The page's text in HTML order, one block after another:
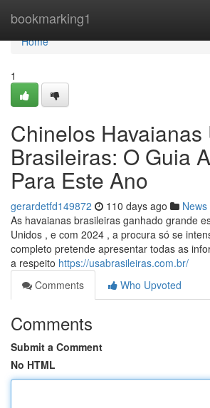
bookmarking1
Home
Home
1
Chinelos Havaianas
Brasileiras: O Guia
Para Este Ano
gerardetfd149872 110 days ago News
As havaianas brasileiras ganhado grande
Unidos , e com 2024 , a procura só se
completo pretende apresentar todas as
a respeito https://usabrasileiras.com.br/
Comments
Who Upvoted
Comments
Submit a Comment
No HTML